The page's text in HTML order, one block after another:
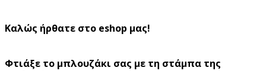
Καλώς ήρθατε στο eshop μας!
Φτιάξε το μπλουζάκι σας με τη στάμπα της